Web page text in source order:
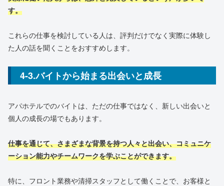
す。
これらの仕事を検討している人は、評判だけでなく実際に体験し
た人の話を聞くことをおすすめします。
4-3.バイトから始まる出会いと成長
アパホテルでのバイトは、ただの仕事ではなく、新しい出会いと
個人の成長の場でもあります。
仕事を通じて、さまざまな背景を持つ人々と出会い、コミュニケ
ーション能力やチームワークを学ぶことができます。
特に、フロント業務や清掃スタッフとして働くことで、お客様と